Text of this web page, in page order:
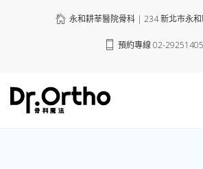
永和耕莘醫院骨科 | 234 新北市永
預約專線 02-29251405